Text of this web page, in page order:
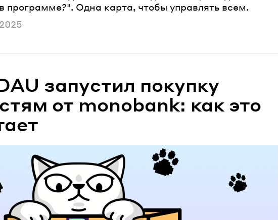
программе?". Одна карта, чтобы управлять всем.
запустил покупку
от monobank: как это